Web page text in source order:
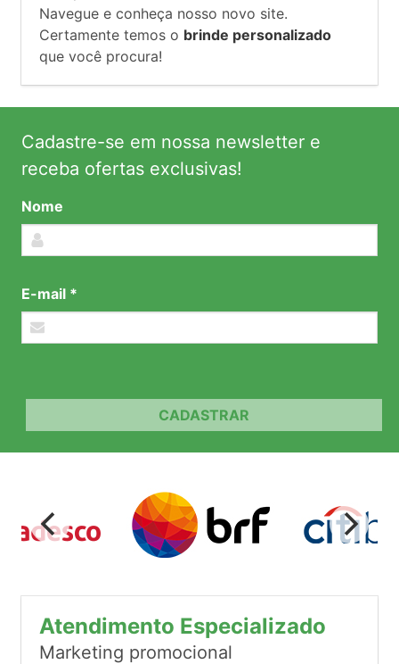
Navegue e conheça nosso novo site.
Certamente temos o brinde personalizado
que você procura!
Cadastre-se em nossa newsletter e
receba ofertas exclusivas!
Nome
E-mail *
CADASTRAR
Atendimento Especializado
Marketing promocional